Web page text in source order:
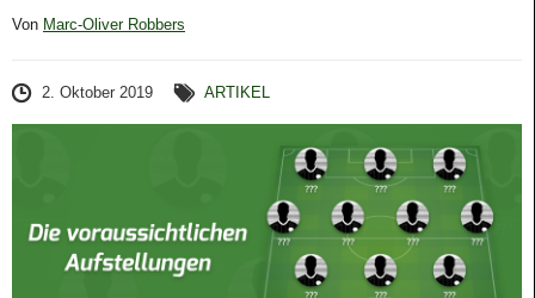
Von Marc-Oliver Robbers
2. Oktober 2019 ARTIKEL